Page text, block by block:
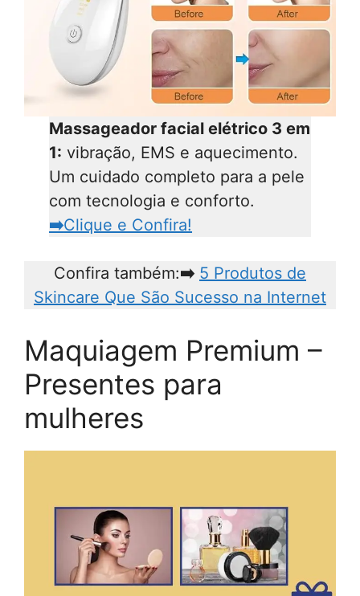
Massageador facial elétrico 3 em
1: vibração, EMS e aquecimento.
Um cuidado completo para a pele
com tecnologia e conforto.
➡️Clique e Confira!
Confira também:➡️ 5 Produtos de
Skincare Que São Sucesso na Internet
Maquiagem Premium –
Presentes para
mulheres